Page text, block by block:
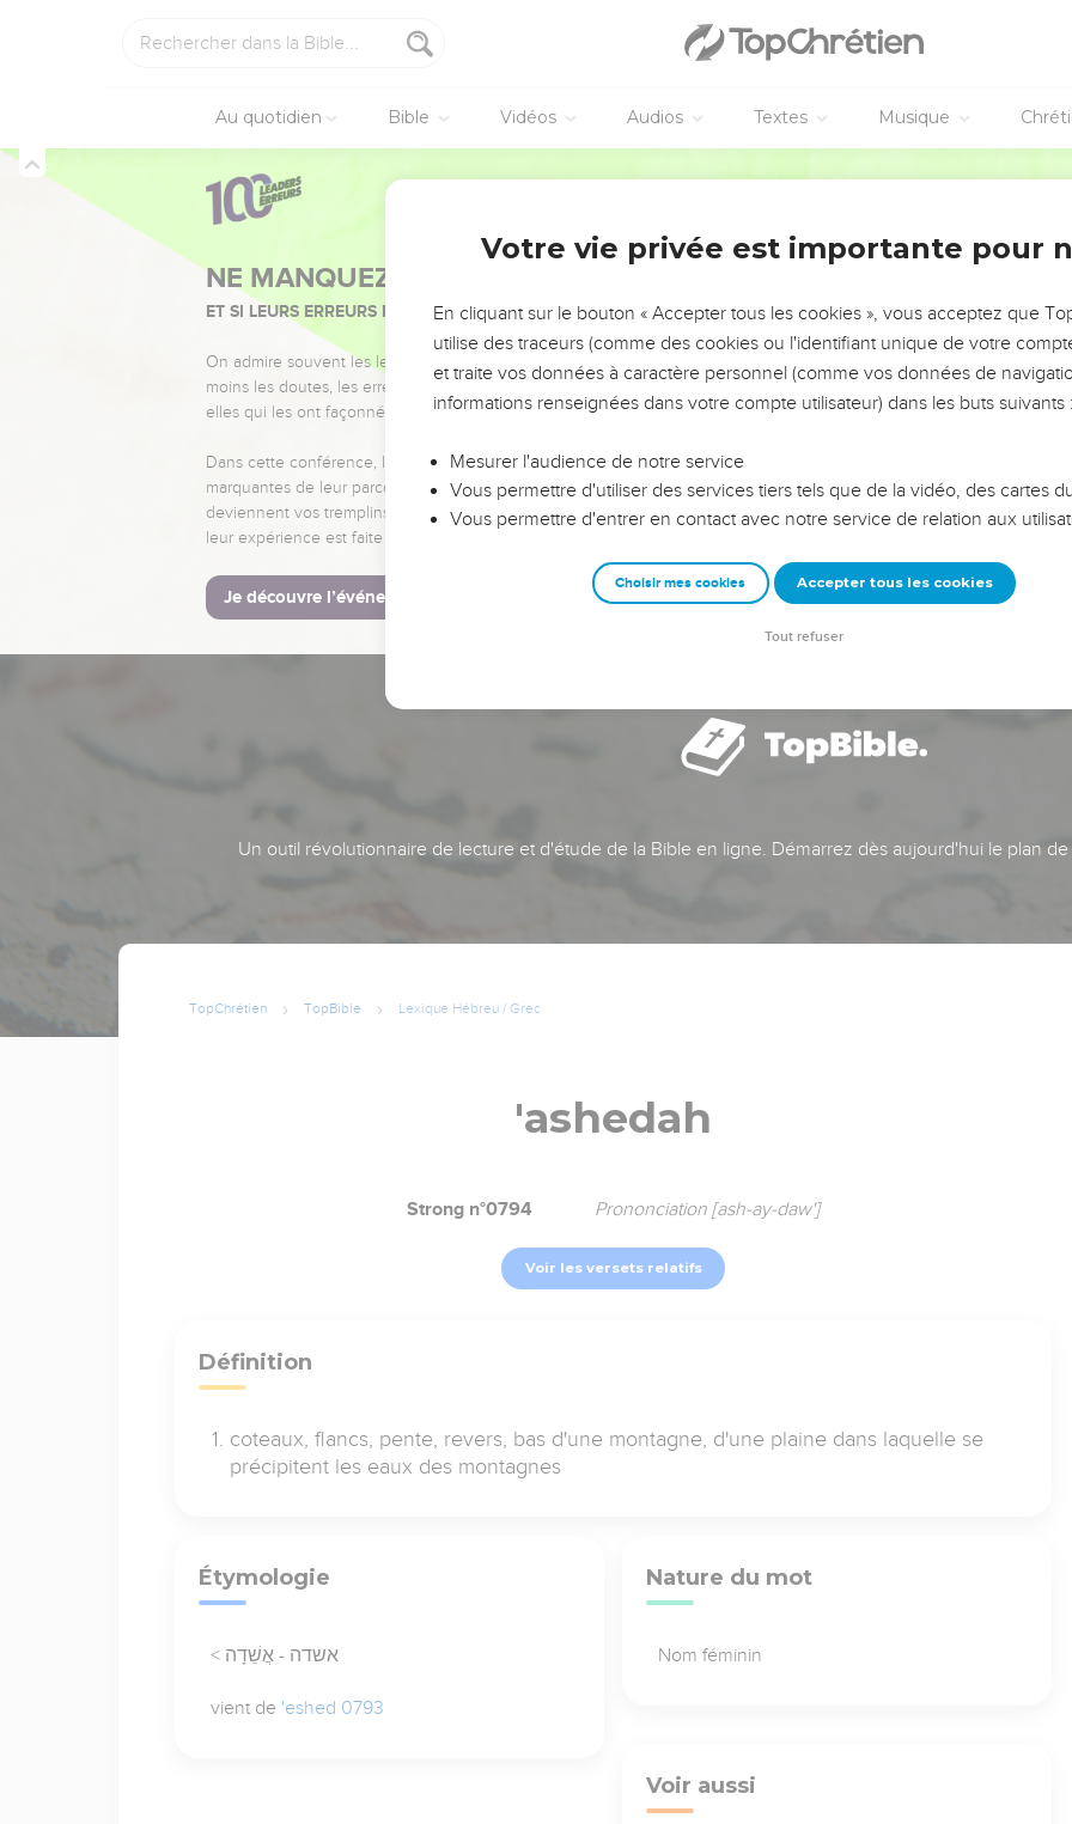
Au quotidien Bible Vidéos Audios Textes Musique
NE MANQUEZ PAS L’ÉVÉNEMENT DE L’ANNÉE !
ET SI LEURS ERREURS POUVAIENT VOUS ÉVITER LES VOTRES ?
On admire souvent les leaders pour leurs réussites, leur impact, leur foi ou leur vision. Mais on voit
moins les doutes, les erreurs et les saisons difficiles qu'ils ont traversés, alors même que ce sont
elles qui les ont façonnés.
Dans cette conférence, leaders, entrepreneurs, et responsables reviennent sur les erreurs
marquantes de leur parcours et les clés pour avancer avec plus de sagesse afin que leurs erreurs
deviennent vos tremplins. Que vous guidiez un ministère, une équipe, un groupe ou une famille,
leur expérience est faite pour vous.
Je découvre l’événement
Un outil révolutionnaire de lecture et d'étude de la Bible en ligne. Démarrez dès aujourd'hui le plan
TopChrétien TopBible Lexique Hébreu / Grec
'ashedah
Strong n°0794 Prononciation [ash-ay-daw']
Voir les versets relatifs
Définition
coteaux, flancs, pente, revers, bas d'une montagne, d'une plaine dans laquelle se
précipitent les eaux des montagnes
Étymologie
< אשדה - אֲשֵׁדָה
vient de 'eshed 0793
Nature du mot
Nom féminin
Voir aussi
Votre vie privée est importante pour
En cliquant sur le bouton « Accepter tous les cookies », vous acceptez que
utilise des traceurs (comme des cookies ou l'identifiant unique de votre
et traite vos données à caractère personnel (comme vos données de
informations renseignées dans votre compte utilisateur) dans les buts suivants :
Mesurer l'audience de notre service
Vous permettre d'utiliser des services tiers tels que de la vidéo, des cartes
Vous permettre d'entrer en contact avec notre service de relation aux
Choisir mes cookies Accepter tous les cookies
Tout refuser